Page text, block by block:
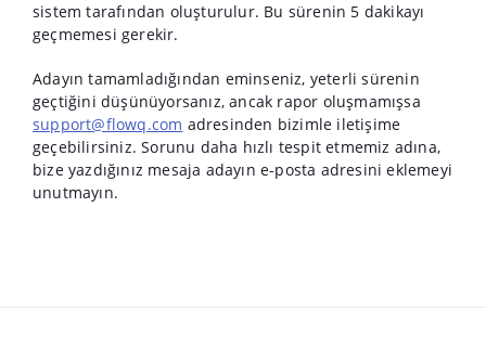
sistem tarafından oluşturulur. Bu sürenin 5 dakikayı
geçmemesi gerekir.
Adayın tamamladığından eminseniz, yeterli sürenin
geçtiğini düşünüyorsanız, ancak rapor oluşmamışsa
support@flowq.com adresinden bizimle iletişime
geçebilirsiniz. Sorunu daha hızlı tespit etmemiz adına,
bize yazdığınız mesaja adayın e-posta adresini eklemeyi
unutmayın.